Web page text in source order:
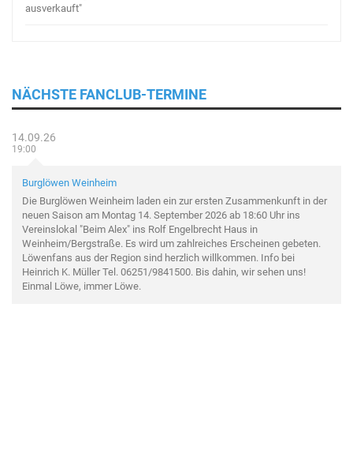
ausverkauft"
NÄCHSTE FANCLUB-TERMINE
14.09.26
19:00
Burglöwen Weinheim
Die Burglöwen Weinheim laden ein zur ersten Zusammenkunft in der
neuen Saison am Montag 14. September 2026 ab 18:60 Uhr ins
Vereinslokal "Beim Alex" ins Rolf Engelbrecht Haus in
Weinheim/Bergstraße. Es wird um zahlreiches Erscheinen gebeten.
Löwenfans aus der Region sind herzlich willkommen. Info bei
Heinrich K. Müller Tel. 06251/9841500. Bis dahin, wir sehen uns!
Einmal Löwe, immer Löwe.